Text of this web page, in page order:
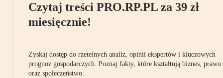
Czytaj treści PRO.RP.PL za 39 zł
miesięcznie!
Zyskaj dostęp do rzetelnych analiz, opinii ekspertów i kluczowych
prognoz gospodarczych. Poznaj fakty, które kształtują biznes, prawo
oraz społeczeństwo.